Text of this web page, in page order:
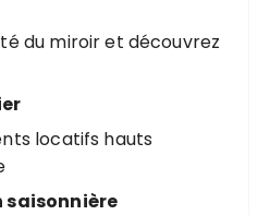
du miroir et découvrez
locatifs hauts
saisonnière